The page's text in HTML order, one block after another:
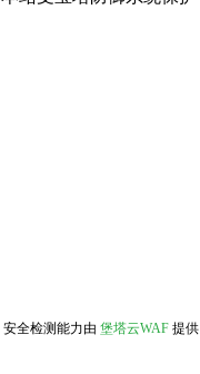
安全检测能力由 堡塔云WAF 提供